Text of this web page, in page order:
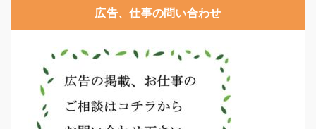
広告、仕事の問い合わせ